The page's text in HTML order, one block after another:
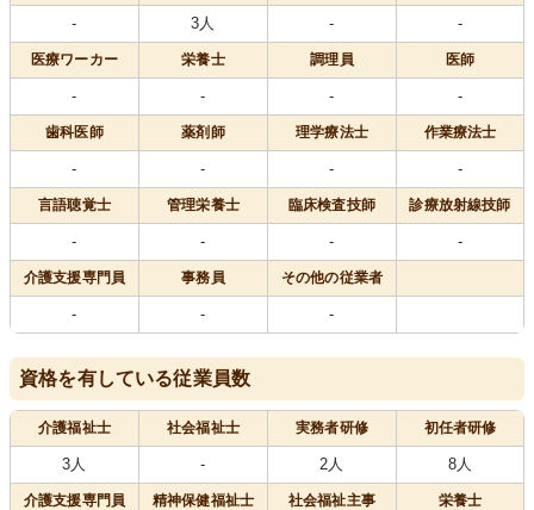
- 3人 - -
医療ワーカー 栄養士 調理員 医師
- - - -
歯科医師 薬剤師 理学療法士 作業療法士
- - - -
言語聴覚士 管理栄養士 臨床検査技師 診療放射線技師
- - - -
介護支援専門員 事務員 その他の従業者
- - -
資格を有している従業員数
介護福祉士 社会福祉士 実務者研修 初任者研修
3人 - 2人 8人
介護支援専門員 精神保健福祉士 社会福祉主事 栄養士